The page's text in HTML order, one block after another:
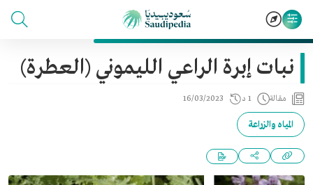
نبات إبرة الراعي الليموني (العطرة)
مقالة 1 د 16/03/2023
المياه والزراعة